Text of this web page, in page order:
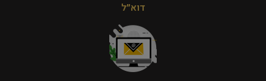
דוא״ל